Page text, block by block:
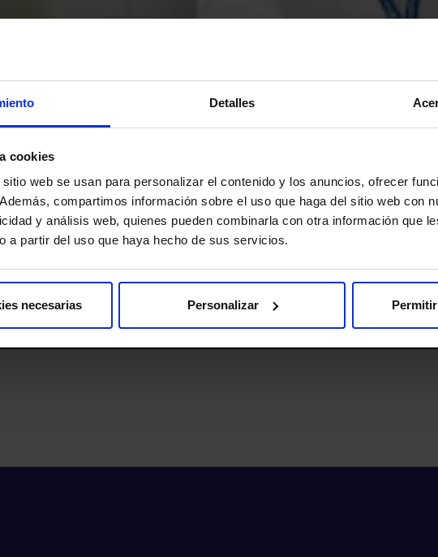
Detalles
cookies
web se usan para personalizar el contenido y los anuncios, ofrecer
compartimos información sobre el uso que haga del sitio web con
y análisis web, quienes pueden combinarla con otra información que
a partir del uso que haya hecho de sus servicios.
necesarias Personalizar
Pedir cita